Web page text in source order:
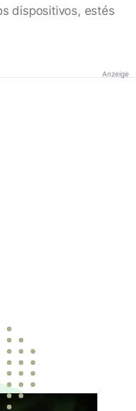
dispositivos, estés
Anzeige